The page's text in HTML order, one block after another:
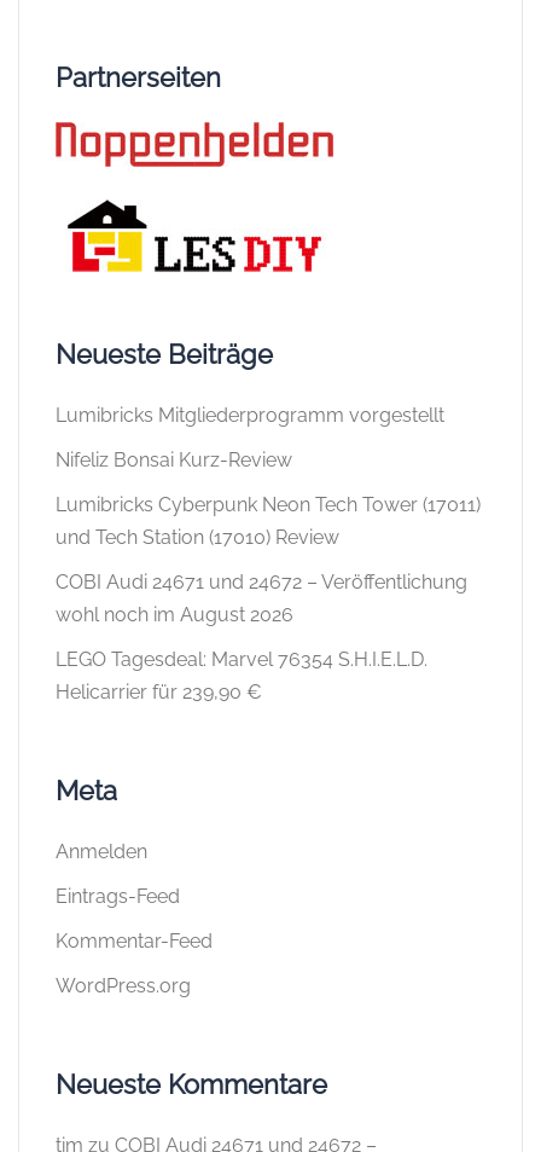
Partnerseiten
Neueste Beiträge
Lumibricks Mitgliederprogramm vorgestellt
Nifeliz Bonsai Kurz-Review
Lumibricks Cyberpunk Neon Tech Tower (17011)
und Tech Station (17010) Review
COBI Audi 24671 und 24672 – Veröffentlichung
wohl noch im August 2026
LEGO Tagesdeal: Marvel 76354 S.H.I.E.L.D.
Helicarrier für 239,90 €
Meta
Anmelden
Eintrags-Feed
Kommentar-Feed
WordPress.org
Neueste Kommentare
tim zu COBI Audi 24671 und 24672 –